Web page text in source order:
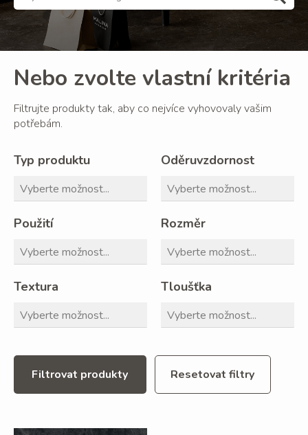
Nebo zvolte vlastní kritéria
Filtrujte produkty tak, aby co nejvíce vyhovovaly vašim
potřebám.
Typ produktu Oděruvzdornost
Použití Rozměr
Textura Tloušťka
Filtrovat produkty Resetovat filtry